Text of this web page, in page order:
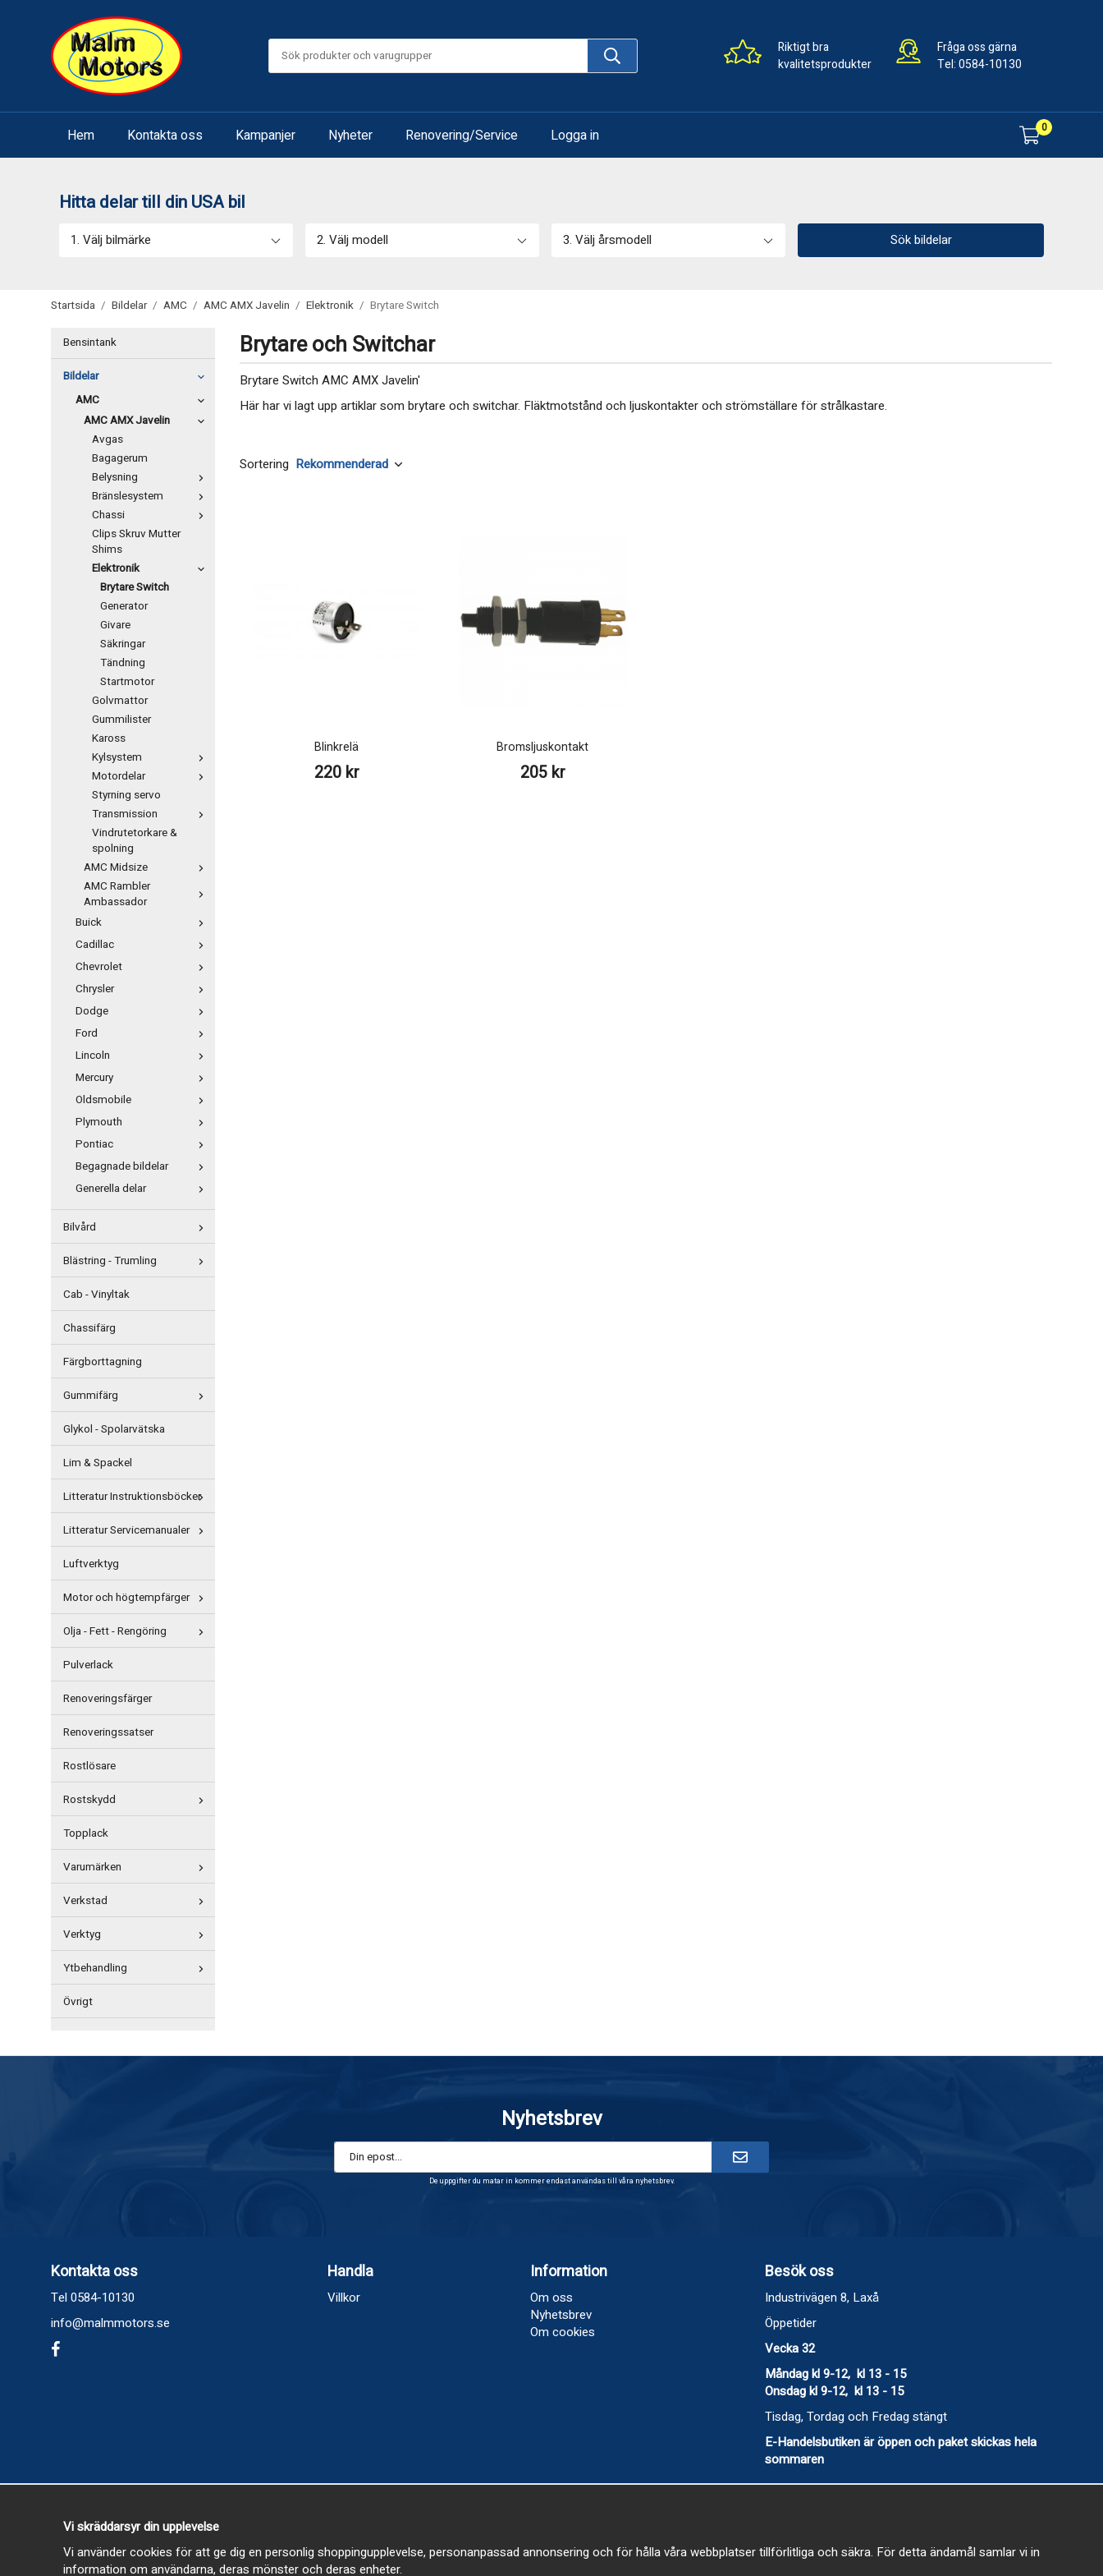
Riktigt bra
kvalitetsprodukter
Fråga oss gärna
Tel:0584-10130
Hem Kontakta oss Kampanjer Nyheter Renovering/Service Logga in 0
Hitta delar till din USA bil
1. Välj bilmärke 2. Välj modell 3. Välj årsmodell Sök bildelar
Startsida / Bildelar / AMC / AMC AMX Javelin / Elektronik / Brytare Switch
Bensintank
Bildelar
AMC
AMC AMX Javelin
Avgas
Bagagerum
Belysning
Bränslesystem
Chassi
Clips Skruv Mutter
Shims
Elektronik
Brytare Switch
Generator
Givare
Säkringar
Tändning
Startmotor
Golvmattor
Gummilister
Kaross
Kylsystem
Motordelar
Styrning servo
Transmission
Vindrutetorkare &
spolning
AMC Midsize
AMC Rambler
Ambassador
Buick
Cadillac
Chevrolet
Chrysler
Dodge
Ford
Lincoln
Mercury
Oldsmobile
Plymouth
Pontiac
Begagnade bildelar
Generella delar
Bilvård
Blästring - Trumling
Cab - Vinyltak
Chassifärg
Färgborttagning
Gummifärg
Glykol - Spolarvätska
Lim & Spackel
Litteratur Instruktionsböcker
Litteratur Servicemanualer
Luftverktyg
Motor och högtempfärger
Olja - Fett - Rengöring
Pulverlack
Renoveringsfärger
Renoveringssatser
Rostlösare
Rostskydd
Topplack
Varumärken
Verkstad
Verktyg
Ytbehandling
Övrigt
Brytare och Switchar
Brytare Switch AMC AMX Javelin'
Här har vi lagt upp artiklar som brytare och switchar. Fläktmotstånd och ljuskontakter och strömställare för strålkastare.
Sortering
Blinkrelä
220 kr
Bromsljuskontakt
205 kr
Nyhetsbrev
De uppgifter du matar in kommer endast användas till våra nyhetsbrev.
Kontakta oss
Tel 0584-10130
info@malmmotors.se
Handla
Villkor
Information
Om oss
Nyhetsbrev
Om cookies
Besök oss
Industrivägen 8, Laxå
Öppetider
Vecka 32
Måndag kl 9-12, kl 13 - 15
Onsdag kl 9-12, kl 13 - 15
Tisdag, Tordag och Fredag stängt
E-Handelsbutiken är öppen och paket skickas hela
sommaren
Vi skräddarsyr din upplevelse
Vi använder cookies för att ge dig en personlig shoppingupplevelse, personanpassad annonsering och för hålla våra webbplatser tillförlitliga och säkra. För detta ändamål samlar vi in
information om användarna, deras mönster och deras enheter.